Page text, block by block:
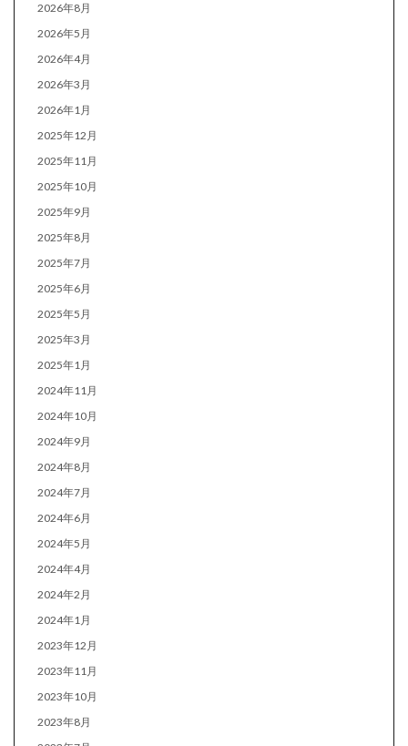
2026年8月
2026年5月
2026年4月
2026年3月
2026年1月
2025年12月
2025年11月
2025年10月
2025年9月
2025年8月
2025年7月
2025年6月
2025年5月
2025年3月
2025年1月
2024年11月
2024年10月
2024年9月
2024年8月
2024年7月
2024年6月
2024年5月
2024年4月
2024年2月
2024年1月
2023年12月
2023年11月
2023年10月
2023年8月